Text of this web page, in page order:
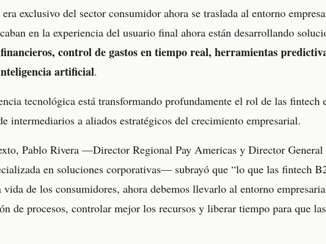
exclusivo del sector consumidor ahora se traslada al entorno
en la experiencia del usuario final ahora están desarrollando
control de gastos en tiempo real, herramientas
artificial.
tecnológica está transformando profundamente el rol de las fintech
intermediarios a aliados estratégicos del crecimiento empresarial.
Pablo Rivera —Director Regional Pay Americas y Director General
en soluciones corporativas— subrayó que “lo que las fintech
de los consumidores, ahora debemos llevarlo al entorno
de procesos, controlar mejor los recursos y liberar tiempo para que